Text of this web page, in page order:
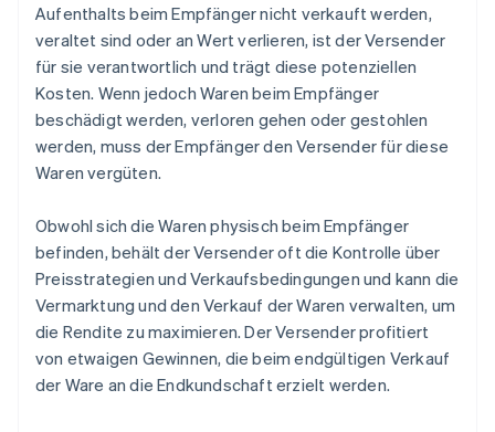
Aufenthalts beim Empfänger nicht verkauft werden,
veraltet sind oder an Wert verlieren, ist der Versender
für sie verantwortlich und trägt diese potenziellen
Kosten. Wenn jedoch Waren beim Empfänger
beschädigt werden, verloren gehen oder gestohlen
werden, muss der Empfänger den Versender für diese
Waren vergüten.
Obwohl sich die Waren physisch beim Empfänger
befinden, behält der Versender oft die Kontrolle über
Preisstrategien und Verkaufsbedingungen und kann die
Vermarktung und den Verkauf der Waren verwalten, um
die Rendite zu maximieren. Der Versender profitiert
von etwaigen Gewinnen, die beim endgültigen Verkauf
der Ware an die Endkundschaft erzielt werden.